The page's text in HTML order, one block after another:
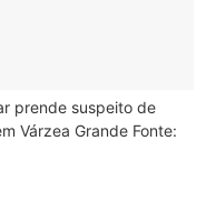
prende suspeito de
Várzea Grande Fonte: